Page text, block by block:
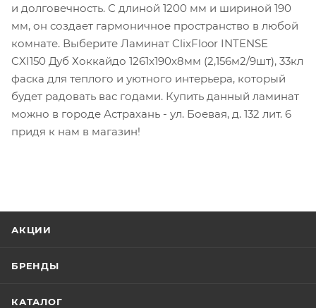
и долговечность. С длиной 1200 мм и шириной 190
мм, он создает гармоничное пространство в любой
комнате. Выберите Ламинат ClixFloor INTENSE
CXI150 Дуб Хоккайдо 1261x190x8мм (2,156м2/9шт), 33кл
фаска для теплого и уютного интерьера, который
будет радовать вас годами. Купить данный ламинат
можно в городе Астрахань - ул. Боевая, д. 132 лит. 6
придя к нам в магазин!
АКЦИИ
БРЕНДЫ
КАТАЛОГ